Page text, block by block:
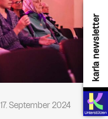
karla newsletter
17. September 2024